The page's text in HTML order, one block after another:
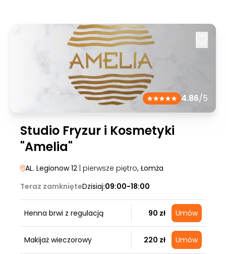
4.86/5
Studio Fryzur i Kosmetyki
"Amelia"
AL. Legionow 12 | pierwsze piętro, Łomża
Teraz zamknięteDzisiaj:09:00-18:00
Henna brwi z regulacją 90 zł Umów
Makijaż wieczorowy 220 zł Umów